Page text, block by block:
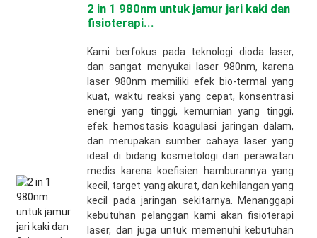
2 in 1 980nm untuk jamur jari kaki dan
fisioterapi...
Kami berfokus pada teknologi dioda laser,
dan sangat menyukai laser 980nm, karena
laser 980nm memiliki efek bio-termal yang
kuat, waktu reaksi yang cepat, konsentrasi
energi yang tinggi, kemurnian yang tinggi,
efek hemostasis koagulasi jaringan dalam,
dan merupakan sumber cahaya laser yang
ideal di bidang kosmetologi dan perawatan
medis karena koefisien hamburannya yang
kecil, target yang akurat, dan kehilangan yang
kecil pada jaringan sekitarnya. Menanggapi
kebutuhan pelanggan kami akan fisioterapi
laser, dan juga untuk memenuhi kebutuhan